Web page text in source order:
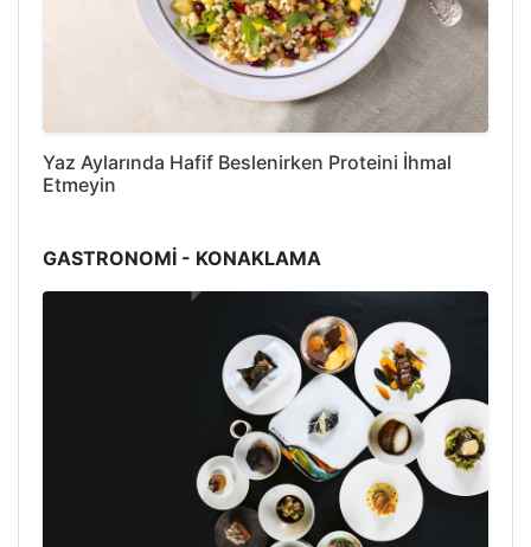
Yaz Aylarında Hafif Beslenirken Proteini İhmal
Etmeyin
GASTRONOMİ - KONAKLAMA